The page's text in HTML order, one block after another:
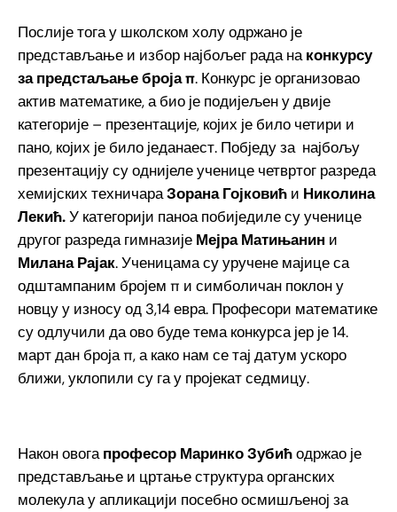
Послије тога у школском холу одржано је
представљање и избор најбољег рада наконкурсу
за предстаљањеброја π. Конкурс је организовао
актив математике, а био је подијељен у двије
категорије – презентације, којих је било четири и
пано, којих је било једанаест. Побједу за најбољу
презентацију су однијеле ученице четвртог разреда
хемијских техничараЗорана Гојковић и Николина
Лекић.У категорији паноа побиједиле су ученице
другог разреда гимназије Мејра Матињанин и
Милана Рајак. Ученицама су уручене мајице са
одштампаним бројем π и симболичан поклон у
новцу у износу од 3,14 евра. Професори математике
су одлучили да ово буде тема конкурса јер је 14.
март дан броја π, а како нам се тај датум ускоро
ближи, уклопили су га у пројекат седмицу.
Након овогапрофесор Маринко Зубићодржао је
представљање и цртање структура органских
молекула у апликацији посебно осмишљеној за